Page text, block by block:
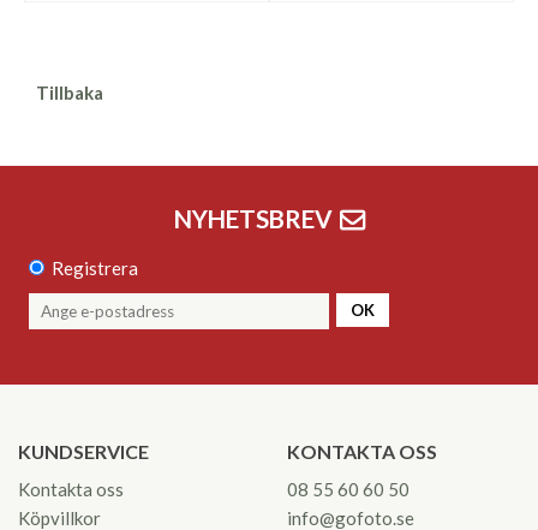
Tillbaka
NYHETSBREV
Registrera
OK
KUNDSERVICE
Kontakta oss
Köpvillkor
KONTAKTA OSS
08 55 60 60 50
info@gofoto.se